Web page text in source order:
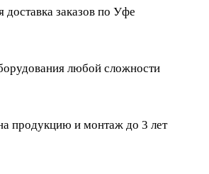
доставка заказов по Уфе
любой сложности
продукцию и монтаж до 3 лет